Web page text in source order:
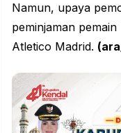
Namun, upaya
peminjaman
Atletico Madrid.